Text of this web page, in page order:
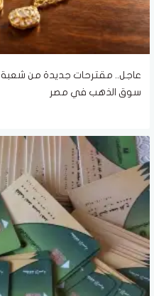
عاجل.. مقترحات جديدة من
سوق الذهب في مصر